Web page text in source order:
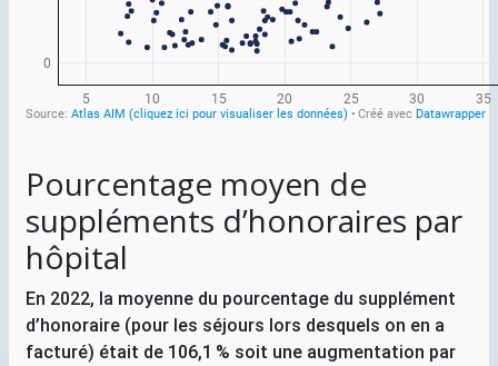
Pourcentage moyen de
suppléments d’honoraires par
hôpital
En 2022, la moyenne du pourcentage du supplément
d’honoraire (pour les séjours lors desquels on en a
facturé) était de 106,1 % soit une augmentation par